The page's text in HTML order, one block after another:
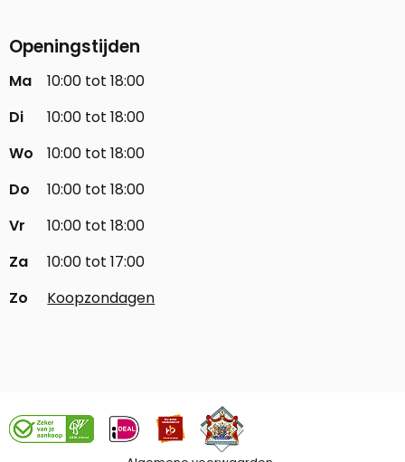
Openingstijden
Ma
10:00 tot 18:00
Di
10:00 tot 18:00
Wo
10:00 tot 18:00
Do
10:00 tot 18:00
Vr
10:00 tot 18:00
Za
10:00 tot 17:00
Zo
Koopzondagen